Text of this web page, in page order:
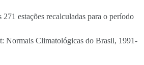
estações recalculadas para o período
Normais Climatológicas do Brasil, 1991-